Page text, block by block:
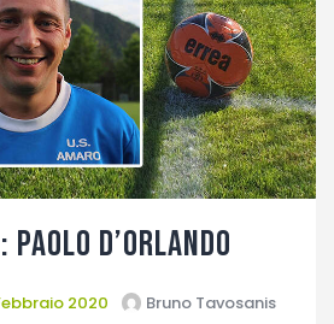
D’Orlando
2020 Bruno Tavosanis